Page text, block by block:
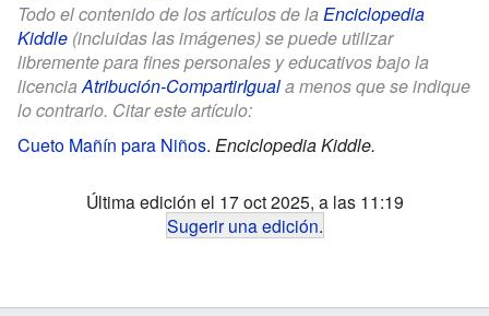
Todo el contenido de los artículos de la Enciclopedia
Kiddle (incluidas las imágenes) se puede utilizar
libremente para fines personales y educativos bajo la
licenciaAtribución-CompartirIguala menos que se indique
lo contrario. Citar este artículo:
Cueto Mañín para Niños. Enciclopedia Kiddle.
Última edición el 17 oct 2025, a las 11:19
Sugerir una edición.